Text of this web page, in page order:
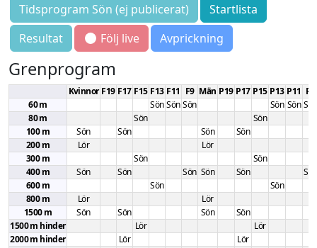
Tidsprogram Sön (ej publicerat)
Startlista
Resultat
Följ live Avprickning
Grenprogram
Kvinnor F19 F17 F15 F13 F11 F9 Män P19 P17 P15 P13 P11 P9
60 m
Sön Sön Sön Sön Sön Sön
80 m
Sön
Sön
100 m
Sön Sön Sön
Sön
200 m
Lör
Lör
300 m
Sön
Sön
400 m
Sön Sön Sön Sön Sön
Sön
600 m
Sön
Sön
800 m
Lör
Lör
1500 m
Sön Sön Sön
Sön
1500 m hinder
Lör
Lör
2000 m hinder
Lör
Lör